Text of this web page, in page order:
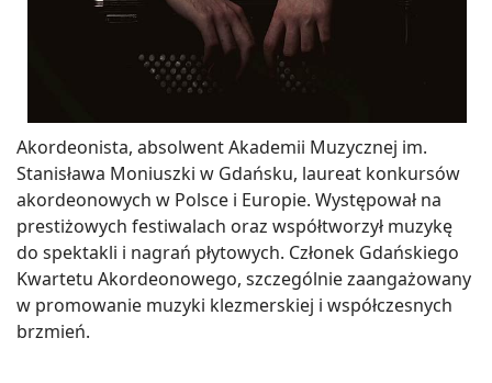
Akordeonista, absolwent Akademii Muzycznej im.
Stanisława Moniuszki w Gdańsku, laureat konkursów
akordeonowych w Polsce i Europie. Występował na
prestiżowych festiwalach oraz współtworzył muzykę
do spektakli i nagrań płytowych. Członek Gdańskiego
Kwartetu Akordeonowego, szczególnie zaangażowany
w promowanie muzyki klezmerskiej i współczesnych
brzmień.